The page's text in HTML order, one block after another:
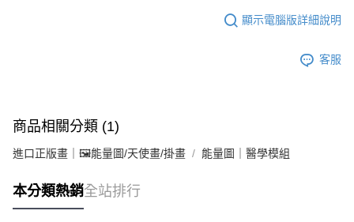
顯示電腦版詳細說明
客服
商品相關分類 (1)
進口正版畫｜🖼️能量圖/天使畫/掛畫 能量圖｜醫學模組
本分類熱銷全站排行